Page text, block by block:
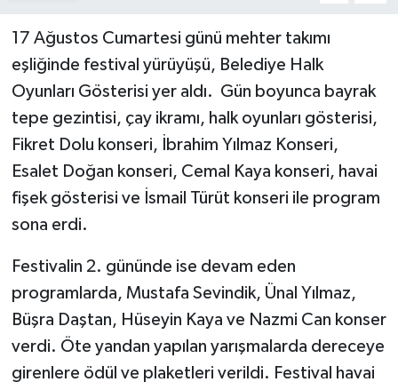
17 Ağustos Cumartesi günü mehter takımı
eşliğinde festival yürüyüşü, Belediye Halk
Oyunları Gösterisi yer aldı. Gün boyunca bayrak
tepe gezintisi, çay ikramı, halk oyunları gösterisi,
Fikret Dolu konseri, İbrahim Yılmaz Konseri,
Esalet Doğan konseri, Cemal Kaya konseri, havai
fişek gösterisi ve İsmail Türüt konseri ile program
sona erdi.
Festivalin 2. gününde ise devam eden
programlarda, Mustafa Sevindik, Ünal Yılmaz,
Büşra Daştan, Hüseyin Kaya ve Nazmi Can konser
verdi. Öte yandan yapılan yarışmalarda dereceye
girenlere ödül ve plaketleri verildi. Festival havai